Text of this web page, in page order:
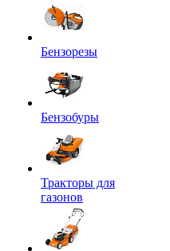
Бензорезы
Бензобуры
Тракторы для
газонов